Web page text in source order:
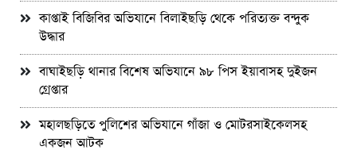
কাপ্তাই বিজিবির অভিযানে বিলাইছড়ি থেকে পরিত্যক্ত বন্দুক
উদ্ধার
বাঘাইছড়ি থানার বিশেষ অভিযানে ৯৮ পিস ইয়াবাসহ দুইজন
গ্রেপ্তার
মহালছড়িতে পুলিশের অভিযানে গাঁজা ও মোটরসাইকেলসহ
একজন আটক